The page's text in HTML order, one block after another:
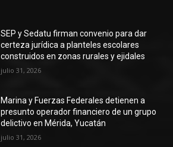
SEP y Sedatu firman convenio para dar
certeza jurídica a planteles escolares
construidos en zonas rurales y ejidales
julio 31, 2026
Marina y Fuerzas Federales detienen a
presunto operador financiero de un grupo
delictivo en Mérida, Yucatán
julio 31, 2026